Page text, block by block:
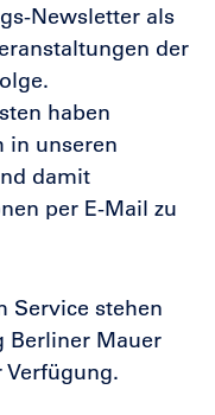
Newsletter als
der
haben
in unseren
damit
per E-Mail zu
Service stehen
Berliner Mauer
Verfügung.